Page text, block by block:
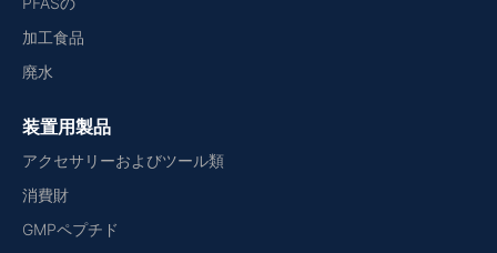
加工食品
廃水
装置用製品
アクセサリーおよびツール類
消費財
GMPペプチド